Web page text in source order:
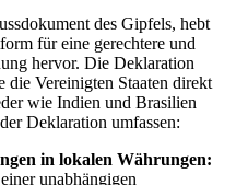
des Gipfels, hebt
für eine gerechtere und
hervor. Die Deklaration
die Vereinigten Staaten direkt
wie Indien und Brasilien
Deklaration umfassen:
in lokalen Währungen:
unabhängigen